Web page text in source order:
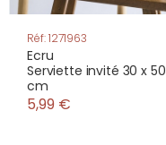
Réf: 1271963
Ecru
Serviette invité 30 x 50
cm
5,99 €